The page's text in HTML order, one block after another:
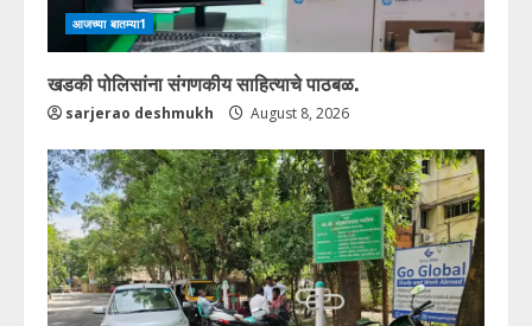
आजच्या बातम्या1
खडकी पोलिसांना संगणकीय साहित्याचे पाठबळ.
sarjerao deshmukh August 8, 2026